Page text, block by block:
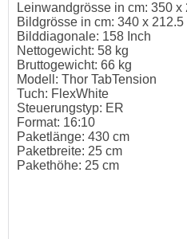
Leinwandgrösse in cm: 350 x
Bildgrösse in cm: 340 x 212.5
Bilddiagonale: 158 Inch
Nettogewicht: 58 kg
Bruttogewicht: 66 kg
Modell: Thor TabTension
Tuch: FlexWhite
Steuerungstyp: ER
Format: 16:10
Paketlänge: 430 cm
Paketbreite: 25 cm
Pakethöhe: 25 cm